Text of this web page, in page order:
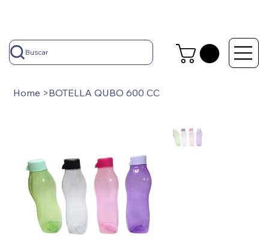
Buscar
Home >BOTELLA QUBO 600 CC